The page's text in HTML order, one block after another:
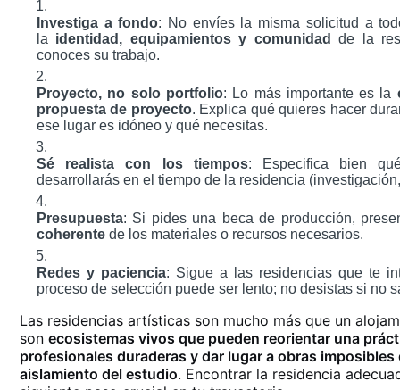
Investiga a fondo: No envíes la misma solicitud a
la identidad, equipamientos y comunidad
de la
conoces su trabajo.
Proyecto, no solo portfolio: Lo más importante es la
propuesta de proyecto. Explica qué quieres hacer
ese lugar es idóneo y qué necesitas.
Sé realista con los tiempos: Especifica bien
desarrollarás en el tiempo de la residencia
Presupuesta: Si pides una beca de producción,
coherente de los materiales o recursos necesarios.
Redes y paciencia: Sigue a las residencias que te
proceso de selección puede ser lento; no desistas si no
Las residencias artísticas son mucho más que un
son ecosistemas vivos que pueden reorientar una
profesionales duraderas y dar lugar a obras imposibles
aislamiento del estudio. Encontrar la residencia